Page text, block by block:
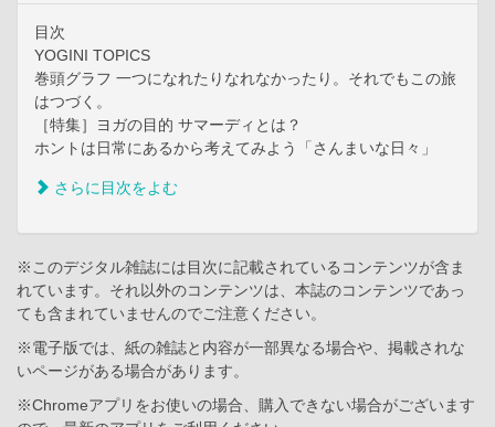
目次
YOGINI TOPICS
巻頭グラフ 一つになれたりなれなかったり。それでもこの旅
はつづく。
［特集］ヨガの目的 サマーディとは？
ホントは日常にあるから考えてみよう「さんまいな日々」
さらに目次をよむ
※このデジタル雑誌には目次に記載されているコンテンツが含ま
れています。それ以外のコンテンツは、本誌のコンテンツであっ
ても含まれていませんのでご注意ください。
※電子版では、紙の雑誌と内容が一部異なる場合や、掲載されな
いページがある場合があります。
※Chromeアプリをお使いの場合、購入できない場合がございます